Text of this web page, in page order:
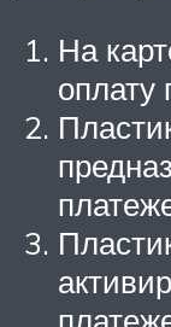
На
оплату